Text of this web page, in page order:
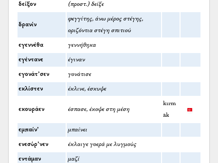
δείξον (προστ.) δείξε
δρανίν
φεγγίτης, άνω μέρος στέγης,
οριζόντια στέγη σπιτιού
εγεννέθα γεννήθηκα
εγέντανε έγιναν
εγονάτ’σεν γονάτισε
εκλίστεν έκλινε, έσκυψε
εκουράεν έσπασε, έκοψε στη μέση
kırm
ak
εμπαίν’ μπαίνει
ενεσύρ’νεν έκλαιγε γοερά με λυγμούς
εντάμαν μαζί